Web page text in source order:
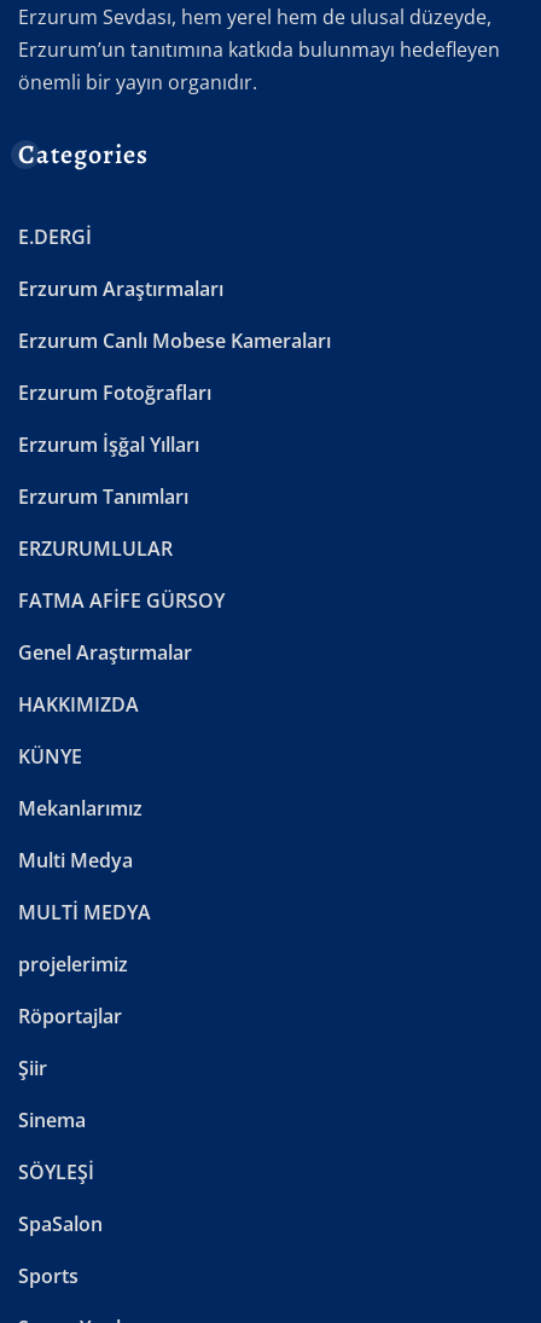
Erzurum Sevdası, hem yerel hem de ulusal düzeyde,
Erzurum’un tanıtımına katkıda bulunmayı hedefleyen
önemli bir yayın organıdır.
Categories
E.DERGİ
Erzurum Araştırmaları
Erzurum Canlı Mobese Kameraları
Erzurum Fotoğrafları
Erzurum İşğal Yılları
Erzurum Tanımları
ERZURUMLULAR
FATMA AFİFE GÜRSOY
Genel Araştırmalar
HAKKIMIZDA
KÜNYE
Mekanlarımız
Multi Medya
MULTİ MEDYA
projelerimiz
Röportajlar
Şiir
Sinema
SÖYLEŞİ
SpaSalon
Sports